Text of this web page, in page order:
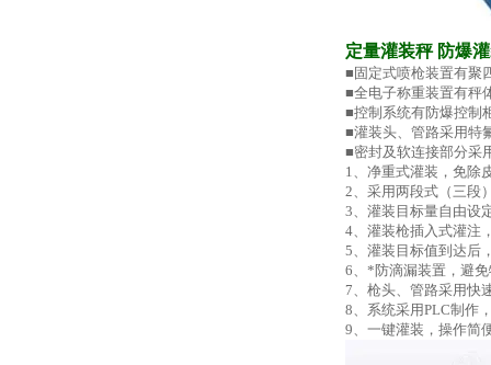
定量灌装秤 防爆
■固定式喷枪装置有聚
■全电子称重装置有秤
■控制系统有防爆控制
■灌装头、管路采用特
■密封及软连接部分采
1、净重式灌装，免除
2、采用两段式（三段
3、灌装目标量自由设
4、灌装枪插入式灌注
5、灌装目标值到达后
6、*防滴漏装置，避
7、枪头、管路采用快
8、系统采用PLC制作
9、一键灌装，操作简